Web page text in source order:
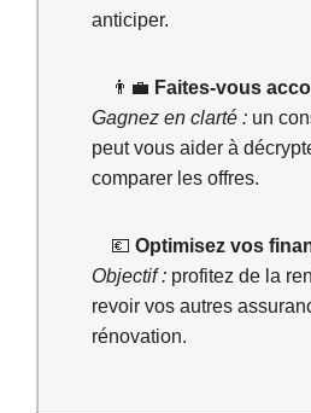
anticiper.
👨‍💼 Faites-vous
Gagnez en clarté : un
peut vous aider à
comparer les offres.
💶 Optimisez vos
Objectif : profitez de la
revoir vos autres
rénovation.